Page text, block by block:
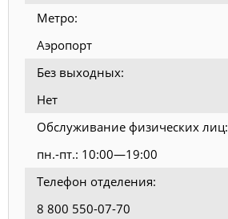
Метро:
Аэропорт
Без выходных:
Нет
Обслуживание физических лиц:
пн.-пт.: 10:00—19:00
Телефон отделения:
8 800 550-07-70